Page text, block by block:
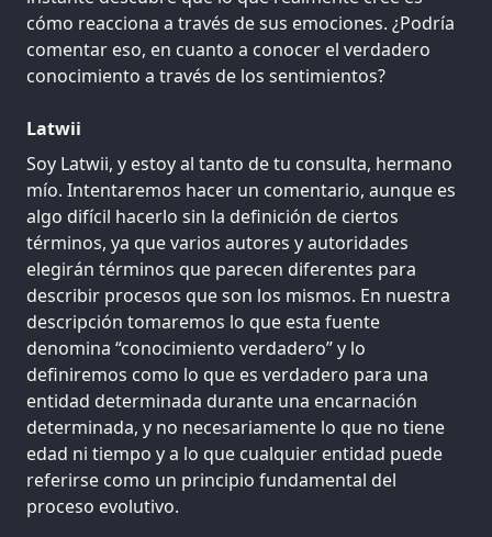
cómo reacciona a través de sus emociones. ¿Podría
comentar eso, en cuanto a conocer el verdadero
conocimiento a través de los sentimientos?
Latwii
Soy Latwii, y estoy al tanto de tu consulta, hermano
mío. Intentaremos hacer un comentario, aunque es
algo difícil hacerlo sin la definición de ciertos
términos, ya que varios autores y autoridades
elegirán términos que parecen diferentes para
describir procesos que son los mismos. En nuestra
descripción tomaremos lo que esta fuente
denomina “conocimiento verdadero” y lo
definiremos como lo que es verdadero para una
entidad determinada durante una encarnación
determinada, y no necesariamente lo que no tiene
edad ni tiempo y a lo que cualquier entidad puede
referirse como un principio fundamental del
proceso evolutivo.